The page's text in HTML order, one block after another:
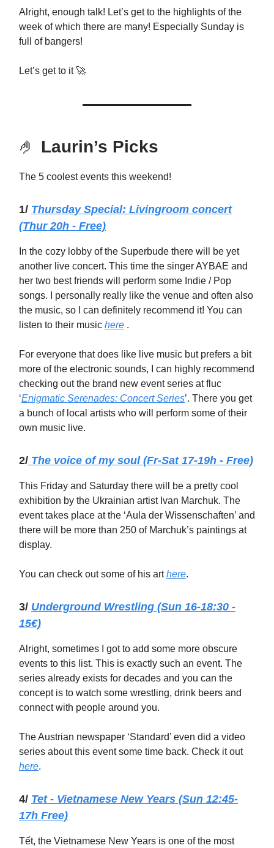
Alright, enough talk! Let’s get to the highlights of the
week of which there are many! Especially Sunday is
full of bangers!
Let’s get to it 🚀
🤌 Laurin’s Picks
The 5 coolest events this weekend!
1/ Thursday Special: Livingroom concert
(Thur 20h - Free)
In the cozy lobby of the Superbude there will be yet
another live concert. This time the singer AYBAE and
her two best friends will perform some Indie / Pop
songs. I personally really like the venue and often also
the music, so I can definitely recommend it! You can
listen to their music here .
For everyone that does like live music but prefers a bit
more of the electronic sounds, I can highly recommend
checking out the brand new event series at fluc
‘Enigmatic Serenades: Concert Series’. There you get
a bunch of local artists who will perform some of their
own music live.
2/ The voice of my soul (Fr-Sat 17-19h - Free)
This Friday and Saturday there will be a pretty cool
exhibition by the Ukrainian artist Ivan Marchuk. The
event takes place at the ‘Aula der Wissenschaften’ and
there will be more than 250 of Marchuk’s paintings at
display.
You can check out some of his arthere.
3/ Underground Wrestling (Sun 16-18:30 -
15€)
Alright, sometimes I got to add some more obscure
events to this list. This is exactly such an event. The
series already exists for decades and you can the
concept is to watch some wrestling, drink beers and
connect with people around you.
The Austrian newspaper ‘Standard’ even did a video
series about this event some time back. Check it out
here.
4/ Tet - Vietnamese New Years (Sun 12:45-
17h Free)
Tết, the Vietnamese New Years is one of the most